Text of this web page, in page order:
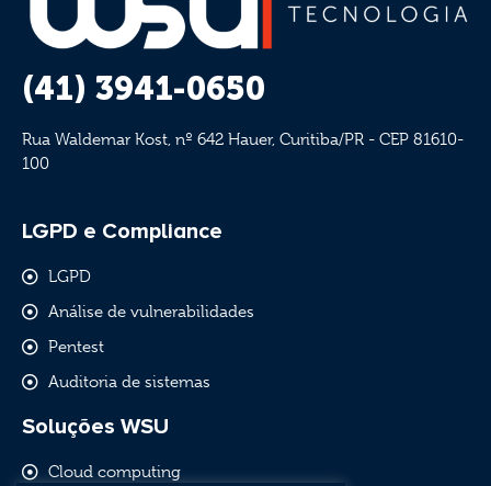
(41) 3941-0650
Rua Waldemar Kost, nº 642 Hauer, Curitiba/PR - CEP 81610-
100
LGPD e Compliance
LGPD
Análise de vulnerabilidades
Pentest
Auditoria de sistemas
Soluções WSU
Cloud computing